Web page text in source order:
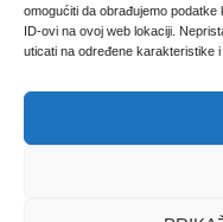
omogućiti da obrađujemo
ID-ovi na ovoj web lokaciji.
uticati na određene karakteristike i